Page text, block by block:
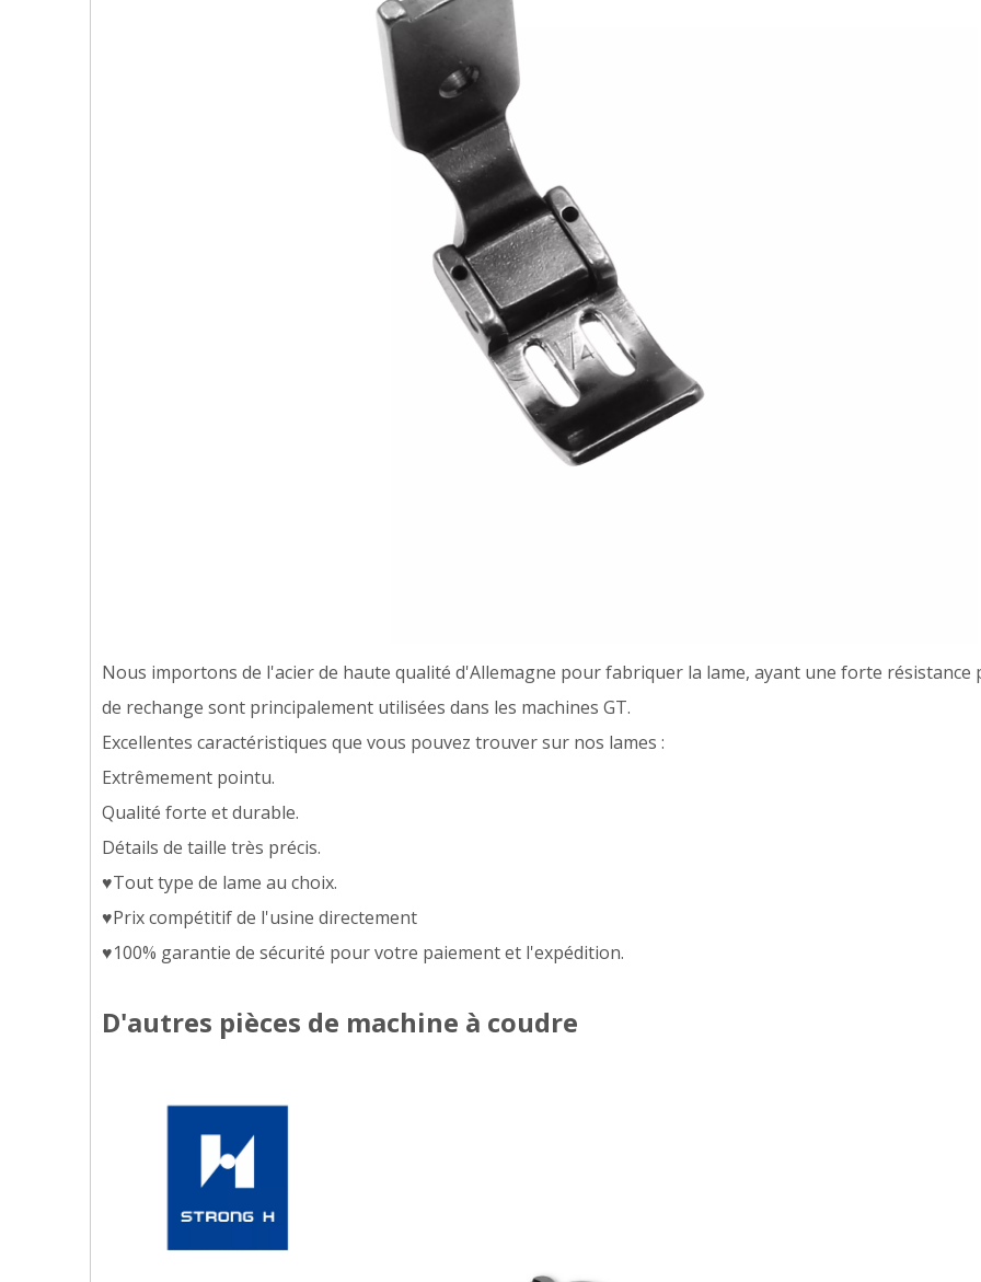
Nous importons de l'acier de haute qualité d'Allemagne pour fabriquer la lame, ayant une forte
de rechange sont principalement utilisées dans les machines GT.
Excellentes caractéristiques que vous pouvez trouver sur nos lames :
Extrêmement pointu.
Qualité forte et durable.
Détails de taille très précis.
♥Tout type de lame au choix.
♥Prix compétitif de l'usine directement
♥100% garantie de sécurité pour votre paiement et l'expédition.
D'autres pièces de machine à coudre